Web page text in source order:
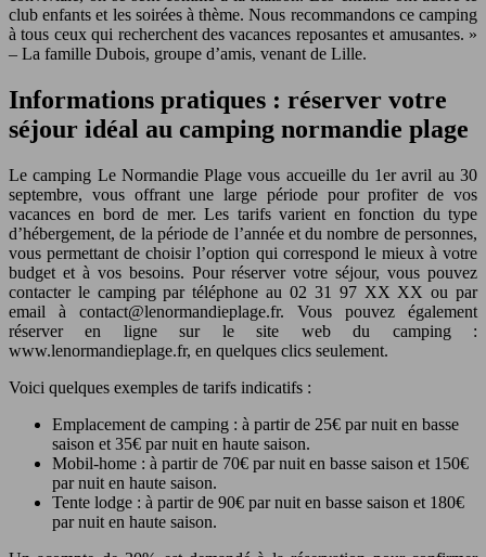
club enfants et les soirées à thème. Nous recommandons ce camping
à tous ceux qui recherchent des vacances reposantes et amusantes. »
– La famille Dubois, groupe d’amis, venant de Lille.
Informations pratiques : réserver votre
séjour idéal au camping normandie plage
Le camping Le Normandie Plage vous accueille du 1er avril au 30
septembre, vous offrant une large période pour profiter de vos
vacances en bord de mer. Les tarifs varient en fonction du type
d’hébergement, de la période de l’année et du nombre de personnes,
vous permettant de choisir l’option qui correspond le mieux à votre
budget et à vos besoins. Pour réserver votre séjour, vous pouvez
contacter le camping par téléphone au 02 31 97 XX XX ou par
email à contact@lenormandieplage.fr. Vous pouvez également
réserver en ligne sur le site web du camping :
www.lenormandieplage.fr, en quelques clics seulement.
Voici quelques exemples de tarifs indicatifs :
Emplacement de camping : à partir de 25€ par nuit en basse
saison et 35€ par nuit en haute saison.
Mobil-home : à partir de 70€ par nuit en basse saison et 150€
par nuit en haute saison.
Tente lodge : à partir de 90€ par nuit en basse saison et 180€
par nuit en haute saison.